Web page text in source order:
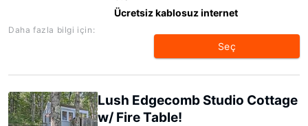
Ücretsiz kablosuz internet
Daha fazla bilgi için:
Seç
Lush Edgecomb Studio Cottage
w/ Fire Table!